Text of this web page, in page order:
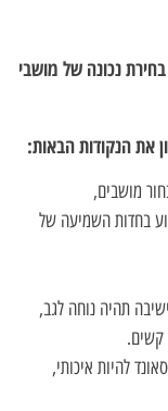
נכונה של מושבי
את הנקודות הבאות:
מושבים,
בחדות השמיעה של
תהיה נוחה לגב,
קשים.
להיות איכותי,